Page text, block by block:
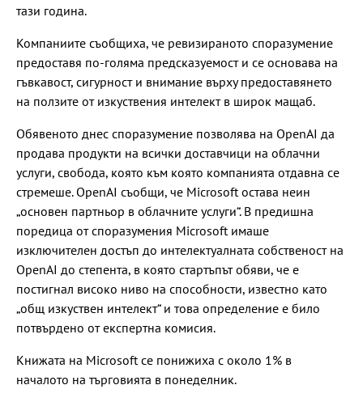
тази година.
Компаниите съобщиха, че ревизираното споразумение
предоставя по-голяма предсказуемост и се основава на
гъвкавост, сигурност и внимание върху предоставянето
на ползите от изкуствения интелект в широк мащаб.
Обявеното днес споразумение позволява на OpenAI да
продава продукти на всички доставчици на облачни
услуги, свобода, която към която компанията отдавна се
стремеше. OpenAI съобщи, че Microsoft остава неин
„основен партньор в облачните услуги“. В предишна
поредица от споразумения Microsoft имаше
изключителен достъп до интелектуалната собственост на
OpenAI до степента, в която стартъпът обяви, че е
постигнал високо ниво на способности, известно като
„общ изкуствен интелект“ и това определение е било
потвърдено от експертна комисия.
Книжата на Microsoft се понижиха с около 1% в
началото на търговията в понеделник.